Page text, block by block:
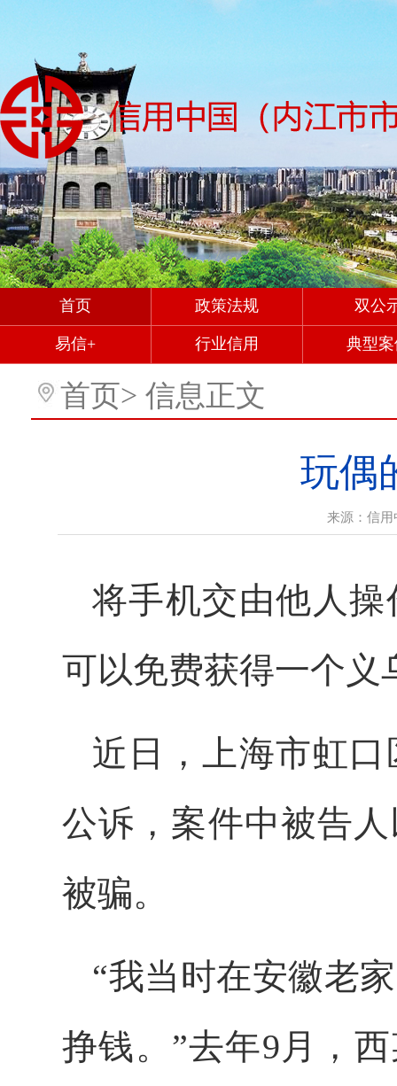
首页 政策法规 双公
易信+ 行业信用 典型
首页> 信息正文
玩偶
来源： 信用
将手机交由他人
可以免费获得一个义
近日，上海市虹
公诉，案件中被告
被骗。
“我当时在安徽老
挣钱。”去年9月，